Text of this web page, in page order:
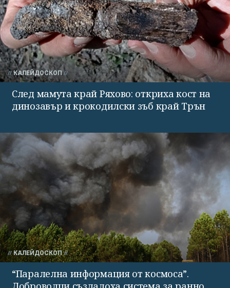
КАЛЕЙДОСКОП
След мамута край Ряхово: откриха кост на
динозавър и крокодилски зъб край Трън
КАЛЕЙДОСКОП
“Паралелна информация от космоса”.